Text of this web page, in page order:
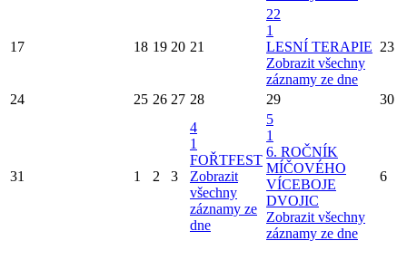
17 18 19 20 21
22
1
LESNÍ TERAPIE
Zobrazit všechny
záznamy ze dne
23
24 25 26 27 28 29 30
31 1 2 3
4
1
FOŘTFEST
Zobrazit
všechny
záznamy ze
dne
5
1
6. ROČNÍK
MÍČOVÉHO
VÍCEBOJE
DVOJIC
Zobrazit všechny
záznamy ze dne
6